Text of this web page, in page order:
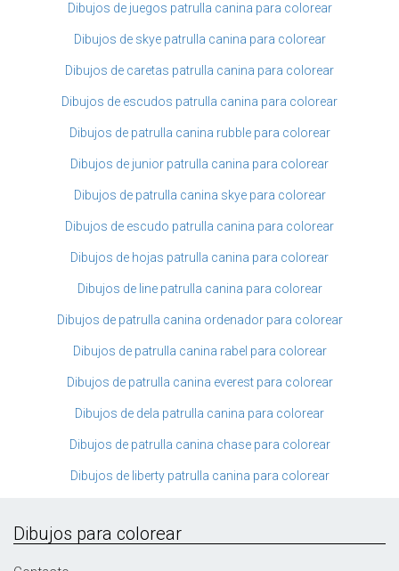
Dibujos de juegos patrulla canina para colorear
Dibujos de skye patrulla canina para colorear
Dibujos de caretas patrulla canina para colorear
Dibujos de escudos patrulla canina para colorear
Dibujos de patrulla canina rubble para colorear
Dibujos de junior patrulla canina para colorear
Dibujos de patrulla canina skye para colorear
Dibujos de escudo patrulla canina para colorear
Dibujos de hojas patrulla canina para colorear
Dibujos de line patrulla canina para colorear
Dibujos de patrulla canina ordenador para colorear
Dibujos de patrulla canina rabel para colorear
Dibujos de patrulla canina everest para colorear
Dibujos de dela patrulla canina para colorear
Dibujos de patrulla canina chase para colorear
Dibujos de liberty patrulla canina para colorear
Dibujos para colorear